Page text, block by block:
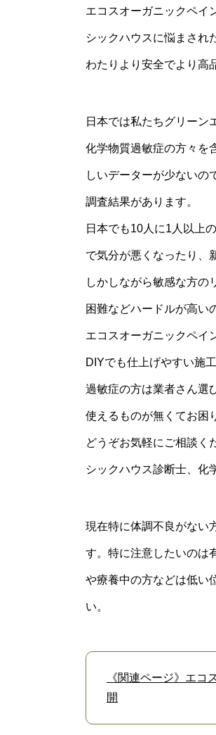
エコスオーガニックペイ
シックハウスに悩まされ
わたりより安全でより高
日本では私たちグリーン
化学物質過敏症の方々を
しいデーターが少ないの
調査結果があります。
日本でも10人に1人以上
で気分が悪くなったり、
しかしながら敏感な方の
困難などハードルが高い
エコスオーガニックペイ
DIYでも仕上げやすい施
過敏症の方は業者さん選
使えるものが無くてお困
どうぞお気軽にご相談く
シックハウス診断士、化
現在特に体調不良がない
す。特に注意したいのは
や療養中の方などは低い
い。
《関連ページ》エ
開